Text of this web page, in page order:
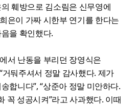
훼방으로 김소림은 신무영에
은이 가짜 시한부 연기를 한다는
을 확인했다.
서 난동을 부리던 장영식은
둬주셔서 정말 감사했다. 제가
합니다”, “상준아 정말 미안하다.
꼭 성공시켜”라고 사과했다. 이때